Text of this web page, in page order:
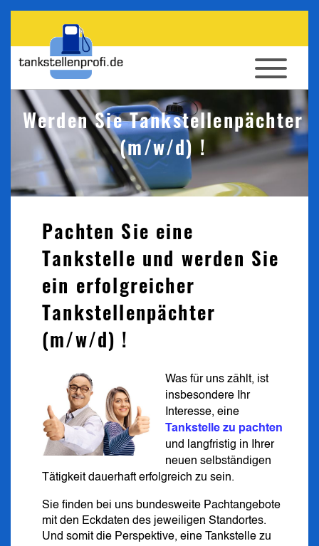
Werden Sie Tankstellenpächter
(m/w/d) !
Pachten Sie eine
Tankstelle und werden Sie
ein erfolgreicher
Tankstellenpächter
(m/w/d) !
Was für uns zählt, ist
insbesondere Ihr
Interesse, eine
Tankstelle zu pachten
und langfristig in Ihrer
neuen selbständigen
Tätigkeit dauerhaft erfolgreich zu sein.
Sie finden bei uns bundesweite Pachtangebote
mit den Eckdaten des jeweiligen Standortes.
Und somit die Perspektive, eine Tankstelle zu